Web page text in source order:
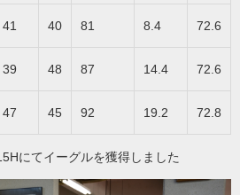
41 40 81 8.4 72.6
39 48 87 14.4 72.6
47 45 92 19.2 72.8
にてイーグルを獲得しました